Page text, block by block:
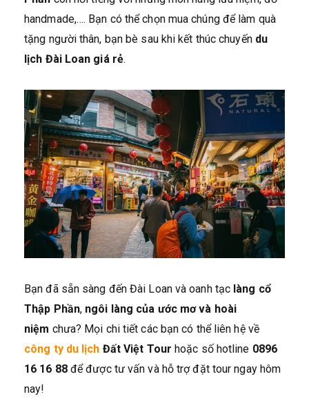
handmade,…. Bạn có thể chọn mua chúng để làm quà
tặng người thân, bạn bè sau khi kết thúc chuyến du
lịch Đài Loan giá rẻ.
Bạn đã sẵn sàng đến Đài Loan và oanh tạc làng cổ
Thập Phần, ngôi làng của ước mơ và hoài
niệm chưa? Mọi chi tiết các bạn có thể liên hệ về
công ty du lịch Đất Việt Tour hoặc số hotline 0896
16 16 88để được tư vấn và hỗ trợ đặt tour ngay hôm
nay!